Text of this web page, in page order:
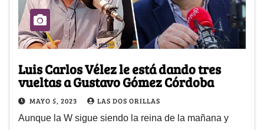
Luis Carlos Vélez le está dando tres
vueltas a Gustavo Gómez Córdoba
MAYO 5, 2023 LAS DOS ORILLAS
Aunque la W sigue siendo la reina de la mañana y